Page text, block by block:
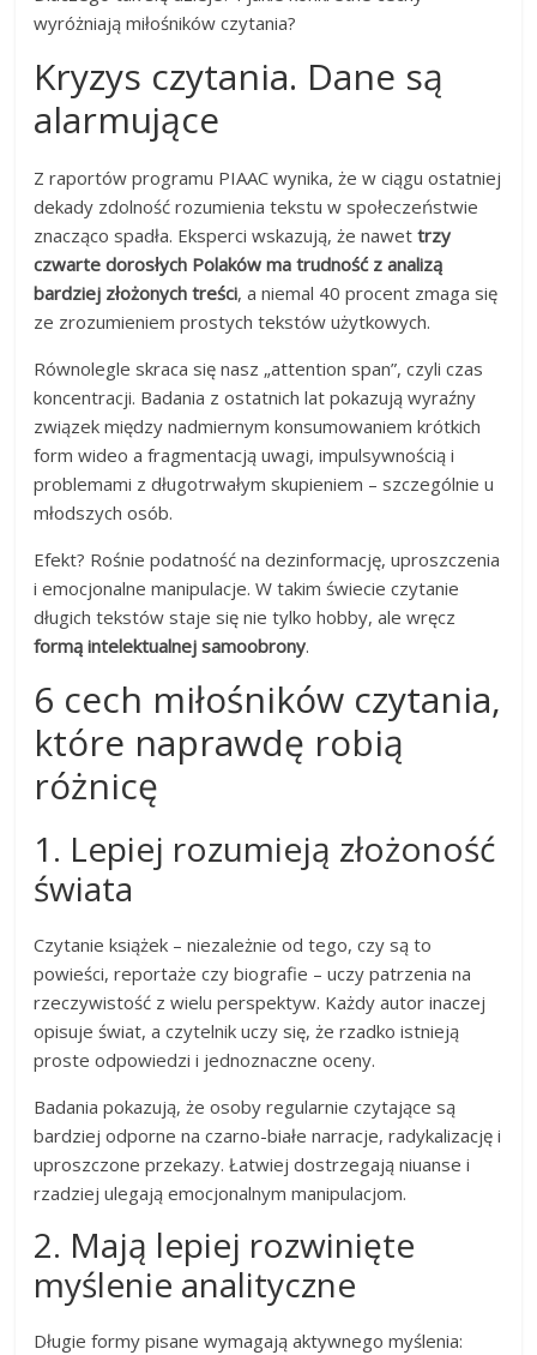
wyróżniają miłośników czytania?
Kryzys czytania. Dane są
alarmujące
Z raportów programu PIAAC wynika, że w ciągu ostatniej
dekady zdolność rozumienia tekstu w społeczeństwie
znacząco spadła. Eksperci wskazują, że nawettrzy
czwarte dorosłych Polaków ma trudność z analizą
bardziej złożonych treści, a niemal 40 procent zmaga się
ze zrozumieniem prostych tekstów użytkowych.
Równolegle skraca się nasz „attention span”, czyli czas
koncentracji. Badania z ostatnich lat pokazują wyraźny
związek między nadmiernym konsumowaniem krótkich
form wideo a fragmentacją uwagi, impulsywnością i
problemami z długotrwałym skupieniem – szczególnie u
młodszych osób.
Efekt? Rośnie podatność na dezinformację, uproszczenia
i emocjonalne manipulacje. W takim świecie czytanie
długich tekstów staje się nie tylko hobby, ale wręcz
formą intelektualnej samoobrony.
6 cech miłośników czytania,
które naprawdę robią
różnicę
1. Lepiej rozumieją złożoność
świata
Czytanie książek – niezależnie od tego, czy są to
powieści, reportaże czy biografie – uczy patrzenia na
rzeczywistość z wielu perspektyw. Każdy autor inaczej
opisuje świat, a czytelnik uczy się, że rzadko istnieją
proste odpowiedzi i jednoznaczne oceny.
Badania pokazują, że osoby regularnie czytające są
bardziej odporne na czarno-białe narracje, radykalizację i
uproszczone przekazy. Łatwiej dostrzegają niuanse i
rzadziej ulegają emocjonalnym manipulacjom.
2. Mają lepiej rozwinięte
myślenie analityczne
Długie formy pisane wymagają aktywnego myślenia: